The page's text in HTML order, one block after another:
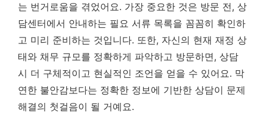
는 번거로움을 겪었어요. 가장 중요한 것은 방문 전, 상
담센터에서 안내하는 필요 서류 목록을 꼼꼼히 확인하
고 미리 준비하는 것입니다. 또한, 자신의 현재 재정 상
태와 채무 규모를 정확하게 파악하고 방문하면, 상담
시 더 구체적이고 현실적인 조언을 얻을 수 있어요. 막
연한 불안감보다는 정확한 정보에 기반한 상담이 문제
해결의 첫걸음이 될 거예요.